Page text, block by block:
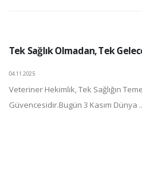
Tek Sağlık Olmadan, Tek
04.11.2025
Veteriner Hekimlik, Tek Sağlığın
Güvencesidir.Bugün 3 Kasım Dünya